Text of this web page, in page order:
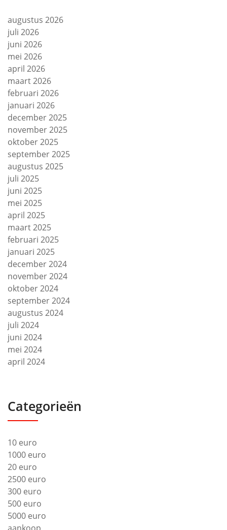
augustus 2026
juli 2026
juni 2026
mei 2026
april 2026
maart 2026
februari 2026
januari 2026
december 2025
november 2025
oktober 2025
september 2025
augustus 2025
juli 2025
juni 2025
mei 2025
april 2025
maart 2025
februari 2025
januari 2025
december 2024
november 2024
oktober 2024
september 2024
augustus 2024
juli 2024
juni 2024
mei 2024
april 2024
Categorieën
10 euro
1000 euro
20 euro
2500 euro
300 euro
500 euro
5000 euro